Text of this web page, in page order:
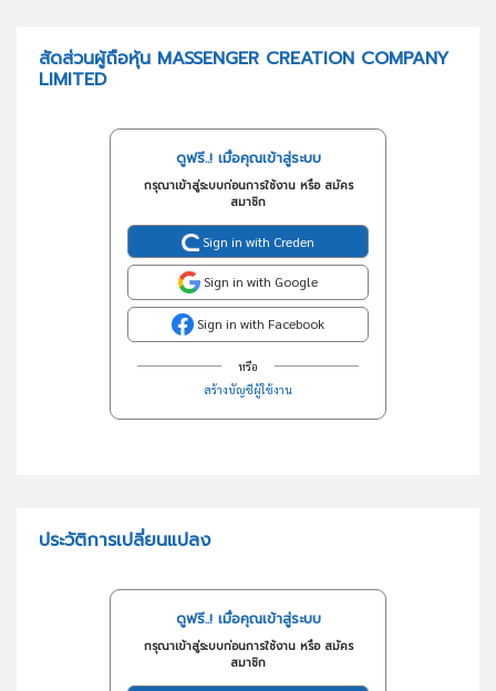
สัดส่วนผู้ถือหุ้น MASSENGER CREATION COMPANY
LIMITED
ดูฟรี..! เมื่อคุณเข้าสู่ระบบ
กรุณาเข้าสู่ระบบก่อนการใช้งาน หรือ สมัคร
สมาชิก
Sign in with Creden
Sign in with Google
Sign in with Facebook
หรือ
สร้างบัญชีผู้ใช้งาน
ประวัติการเปลี่ยนแปลง
ดูฟรี..! เมื่อคุณเข้าสู่ระบบ
กรุณาเข้าสู่ระบบก่อนการใช้งาน หรือ สมัคร
สมาชิก